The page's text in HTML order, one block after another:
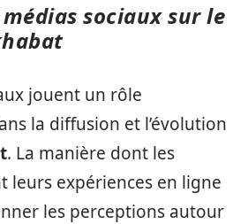
médias sociaux sur le
jouent un rôle
la diffusion et l’évolution
. La manière dont les
leurs expériences en ligne
les perceptions autour